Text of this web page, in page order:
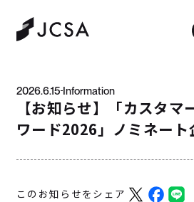
2026.6.15 Information
【お知らせ】「カスタマ
ワード2026」ノミネート
このお知らせをシェア